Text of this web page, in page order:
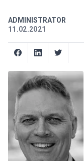
ADMINISTRATOR
11.02.2021